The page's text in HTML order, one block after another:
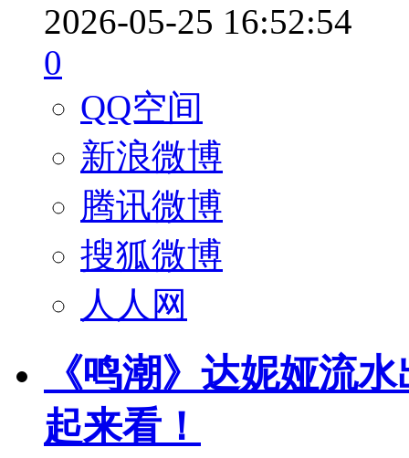
2026-05-25 16:52:54
0
QQ空间
新浪微博
腾讯微博
搜狐微博
人人网
《鸣潮》达妮娅流
起来看！